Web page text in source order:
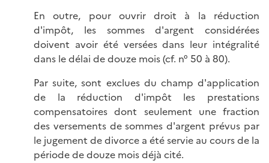
En outre, pour ouvrir droit à la réduction
d'impôt, les sommes d'argent considérées
doivent avoir été versées dans leur intégralité
dans le délai de douze mois (cf. n° 50 à 80).
Par suite, sont exclues du champ d'application
de la réduction d'impôt les prestations
compensatoires dont seulement une fraction
des versements de sommes d'argent prévus par
le jugement de divorce a été servie au cours de la
période de douze mois déjà cité.